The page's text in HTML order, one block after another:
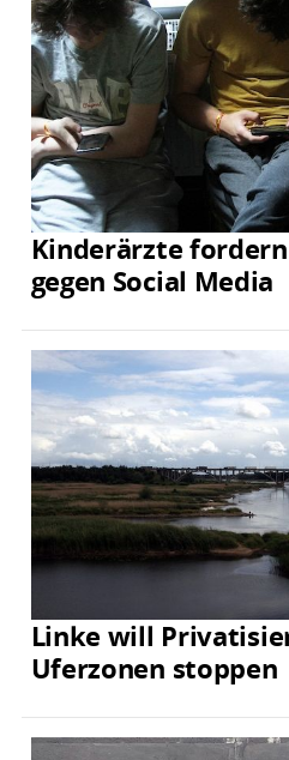
Kinderärzte
gegen Social Media
Linke will
Uferzonen stoppen